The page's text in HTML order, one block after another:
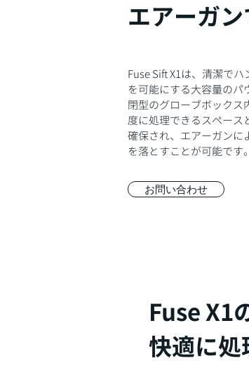
お問い合わせ
Fuse Sift X1は、清潔で
を可能にする大容量の
閉型のグローブボックス
度に処理できるスペース
確保され、エアーガンに
を落とすことが可能です。​
エアーガン
Fuse X1
快適に処